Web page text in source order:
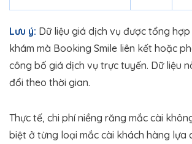
Lưu ý: Dữ liệu giá dịch vụ được tổng
khám mà Booking Smile liên kết hoặc
công bố giá dịch vụ trực tuyến. Dữ liệu
đổi theo thời gian.
Thực tế, chi phí niềng răng mắc cài
biệt ở từng loại mắc cài khách hàng lựa